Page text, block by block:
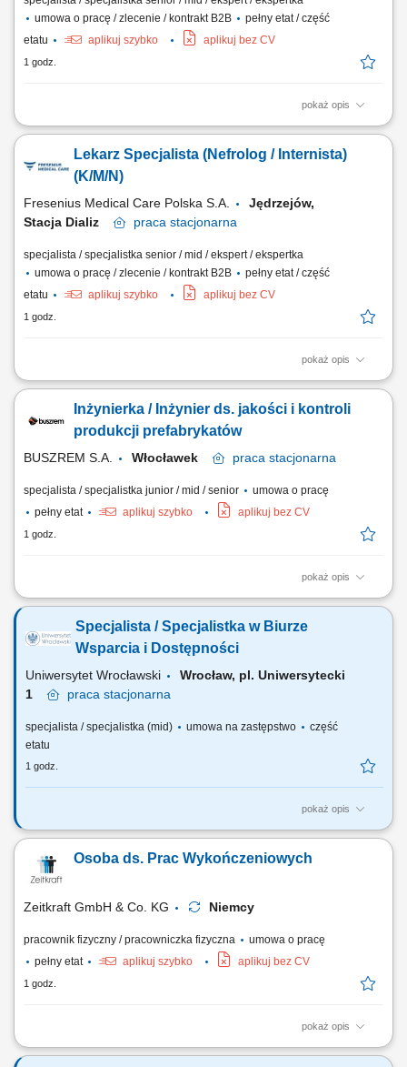
umowa o pracę / zlecenie / kontrakt B2B
pełny etat / część
etatu
aplikuj szybko aplikuj bez CV
1 godz.
pokaż opis
Zadania: Diagnostyka, profilaktyka i leczenie pacjentów z
Przygotowywanie chorych do procedur transplantacyjnych i
koordynacja planów leczenia. Współpraca z interdyscyplinarnym
Lekarz Specjalista (Nefrolog / Internista)
(K/M/N)
Fresenius Medical Care Polska S.A.
Jędrzejów,
Stacja Dializ
praca stacjonarna
specjalista / specjalistka senior / mid / ekspert / ekspertka
umowa o pracę / zlecenie / kontrakt B2B
pełny etat / część
etatu
aplikuj szybko aplikuj bez CV
1 godz.
pokaż opis
Zadania: Diagnostyka, profilaktyka i leczenie pacjentów z
Przygotowywanie chorych do procedur transplantacyjnych i
koordynacja planów leczenia. Współpraca z interdyscyplinarnym
Inżynierka / Inżynier ds. jakości i kontroli
produkcji prefabrykatów
BUSZREM S.A. Włocławek praca stacjonarna
specjalista / specjalistka junior / mid / senior
umowa o pracę
pełny etat
aplikuj szybko aplikuj bez CV
1 godz.
pokaż opis
Opis stanowiska: Nadzór nad produkcją prefabrykatów zgodnie z
elementów prefabrykowanych oraz prac montażowych. Prowadzenie
inspekcji budowy i udział w rozliczeniach projektów. Koordynacja pracy
Specjalista / Specjalistka w Biurze
Wsparcia i Dostępności
Uniwersytet Wrocławski
Wrocław, pl. Uniwersytecki
1
praca stacjonarna
specjalista / specjalistka (mid) umowa na zastępstwo
część
etatu
1 godz.
pokaż opis
Zakres obowiązków Konsultacje psychologiczne dla
Interwencja kryzysowa, wsparcie i psychoedukacja. Prowadzenie
dokumentacji zgodnie ze standardami. Współpraca z zespołem BWD.
Osoba ds. Prac Wykończeniowych
Zeitkraft GmbH & Co. KG Niemcy
pracownik fizyczny / pracowniczka fizyczna
umowa o pracę
pełny etat
aplikuj szybko aplikuj bez CV
1 godz.
pokaż opis
Opis stanowiska: Samodzielne wykonywanie prac malarskich